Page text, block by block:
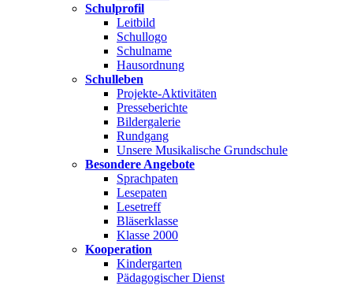
Schulprofil
Leitbild
Schullogo
Schulname
Hausordnung
Schulleben
Projekte-Aktivitäten
Presseberichte
Bildergalerie
Rundgang
Unsere Musikalische Grundschule
Besondere Angebote
Sprachpaten
Lesepaten
Lesetreff
Bläserklasse
Klasse 2000
Kooperation
Kindergarten
Pädagogischer Dienst